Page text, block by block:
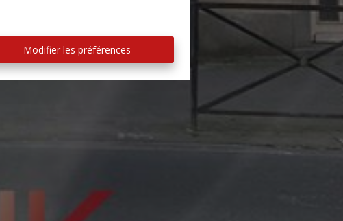
Modifier les préférences